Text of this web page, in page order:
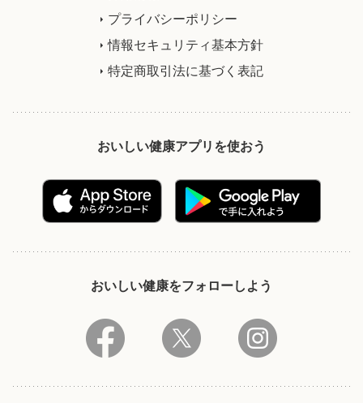
プライバシーポリシー
情報セキュリティ基本方針
特定商取引法に基づく表記
おいしい健康アプリを使おう
おいしい健康をフォローしよう